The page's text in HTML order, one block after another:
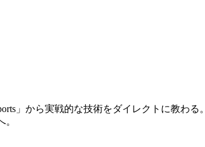
」から実戦的な技術をダイレクトに教わる。